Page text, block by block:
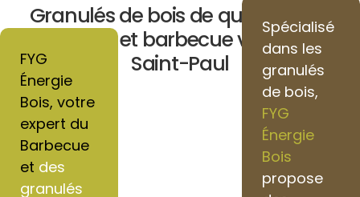
Granulés de bois de qualité pour
chauffage et barbecue vers Villers-
Saint-Paul
FYG
Énergie
Bois, votre
expert du
Barbecue
et des
granulés
Spécialisé
dans les
granulés
de bois,
FYG
Énergie
Bois
propose